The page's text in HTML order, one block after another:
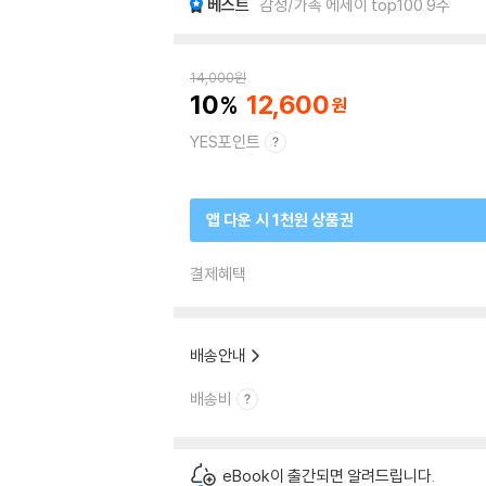
베스트 감성/가족 에세이 top100 9주
14,000원
10 12,600
YES포인트
앱 다운 시 1천원 상품권
결제혜택
배송안내
배송비
eBook이 출간되면 알려드립니다.